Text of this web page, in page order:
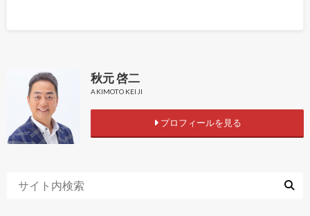
秋元 啓二
AKIMOTO KEIJI
プロフィールを見る